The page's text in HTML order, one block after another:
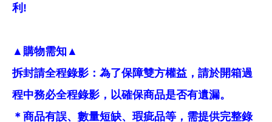
利!
▲購物需知▲
拆封請全程錄影：為了保障雙方權益，請於開箱過
程中務必全程錄影，以確保商品是否有遺漏。
＊商品有誤、數量短缺、瑕疵品等，需提供完整錄